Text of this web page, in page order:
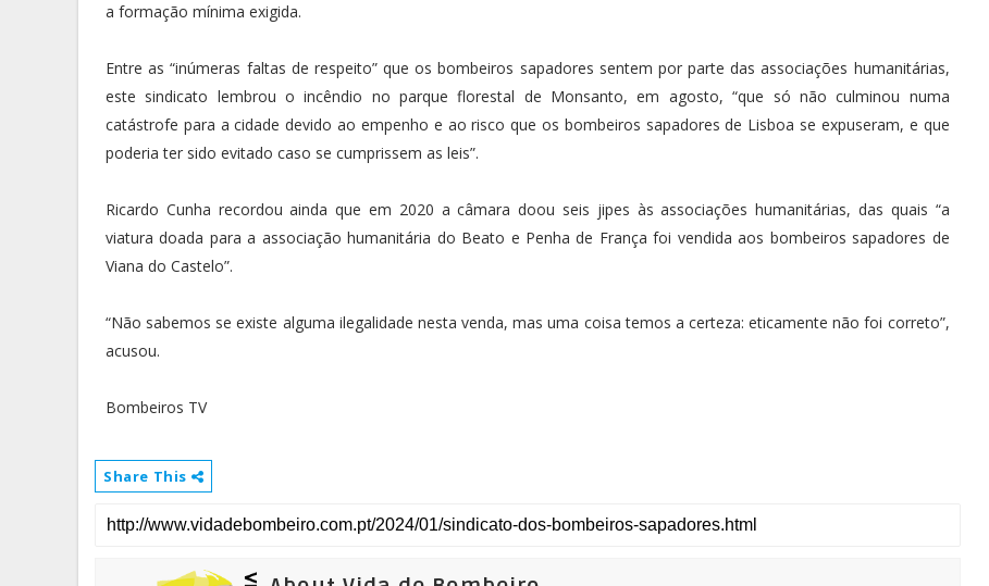
a formação mínima exigida.
Entre as “inúmeras faltas de respeito” que os bombeiros sapadores sentem por parte das associações humanitárias,
este sindicato lembrou o incêndio no parque florestal de Monsanto, em agosto, “que só não culminou numa
catástrofe para a cidade devido ao empenho e ao risco que os bombeiros sapadores de Lisboa se expuseram, e que
poderia ter sido evitado caso se cumprissem as leis”.
Ricardo Cunha recordou ainda que em 2020 a câmara doou seis jipes às associações humanitárias, das quais “a
viatura doada para a associação humanitária do Beato e Penha de França foi vendida aos bombeiros sapadores de
Viana do Castelo”.
“Não sabemos se existe alguma ilegalidade nesta venda, mas uma coisa temos a certeza: eticamente não foi correto”,
acusou.
Bombeiros TV
Share This